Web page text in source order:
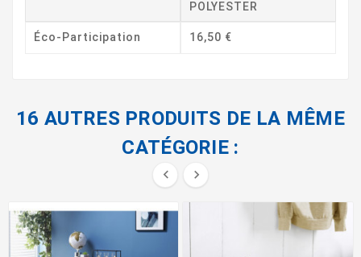
POLYESTER
Éco-Participation 16,50 €
16 AUTRES PRODUITS DE LA MÊME
CATÉGORIE :
 